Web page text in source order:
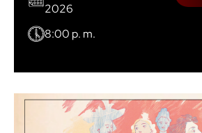
2026
8:00 p. m.